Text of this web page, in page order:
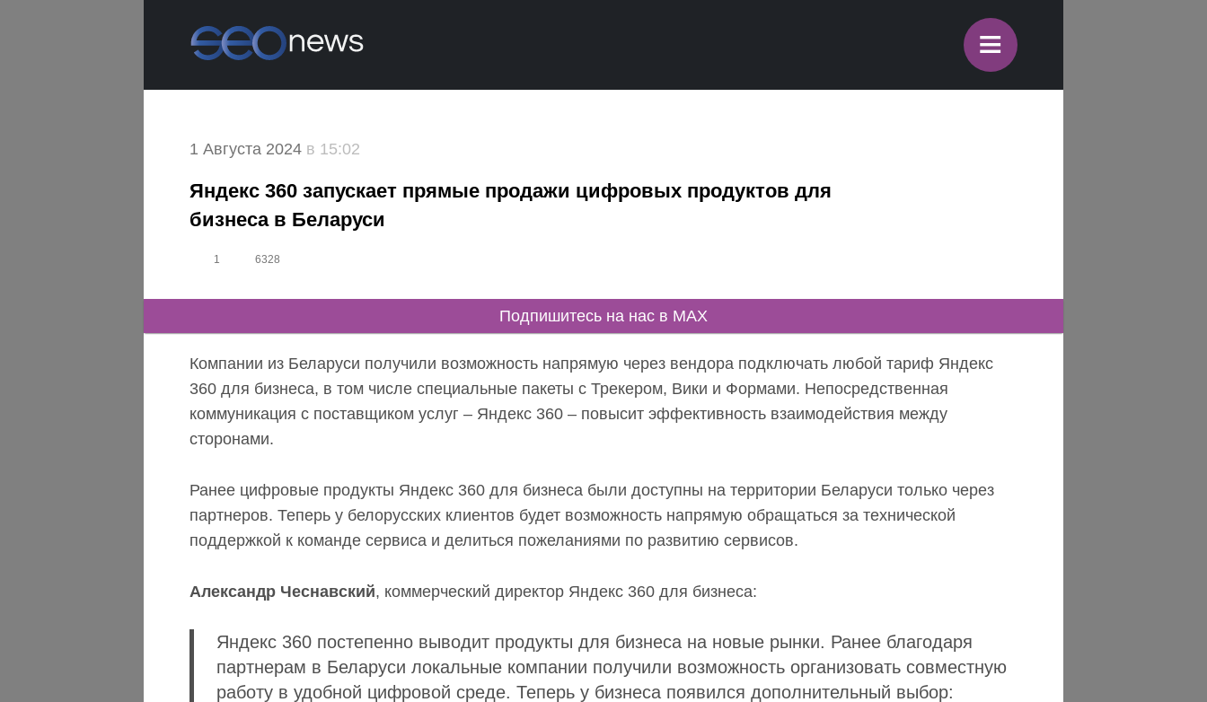
≡
1 Августа 2024 в 15:02
Яндекс 360 запускает прямые продажи цифровых продуктов для
бизнеса в Беларуси
1 6328
Подпишитесь на нас в MAX
Компании из Беларуси получили возможность напрямую через вендора подключать любой тариф Яндекс
360 для бизнеса, в том числе специальные пакеты с Трекером, Вики и Формами. Непосредственная
коммуникация с поставщиком услуг – Яндекс 360 – повысит эффективность взаимодействия между
сторонами.
Ранее цифровые продукты Яндекс 360 для бизнеса были доступны на территории Беларуси только через
партнеров. Теперь у белорусских клиентов будет возможность напрямую обращаться за технической
поддержкой к команде сервиса и делиться пожеланиями по развитию сервисов.
Александр Чеснавский, коммерческий директор Яндекс 360 для бизнеса:
Яндекс 360 постепенно выводит продукты для бизнеса на новые рынки. Ранее благодаря
партнерам в Беларуси локальные компании получили возможность организовать совместную
работу в удобной цифровой среде. Теперь у бизнеса появился дополнительный выбор: